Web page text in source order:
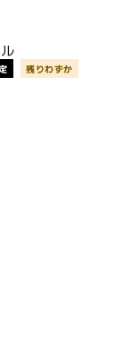
残りわずか
ストールの数量
ープリントス